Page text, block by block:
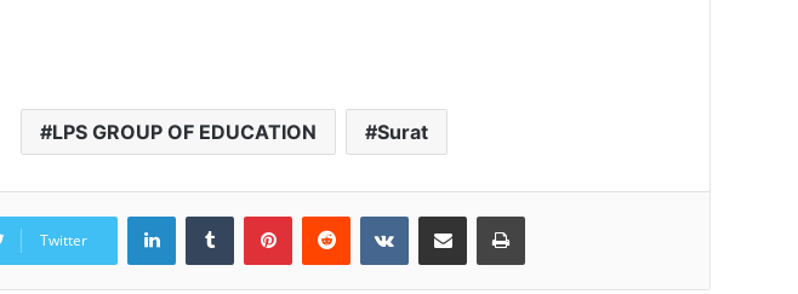
LPS GROUP OF EDUCATION Surat
Twitter